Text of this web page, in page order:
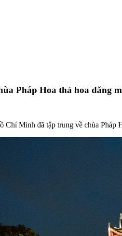
Pháp Hoa thả hoa đăng
Minh đã tập trung về chùa Pháp